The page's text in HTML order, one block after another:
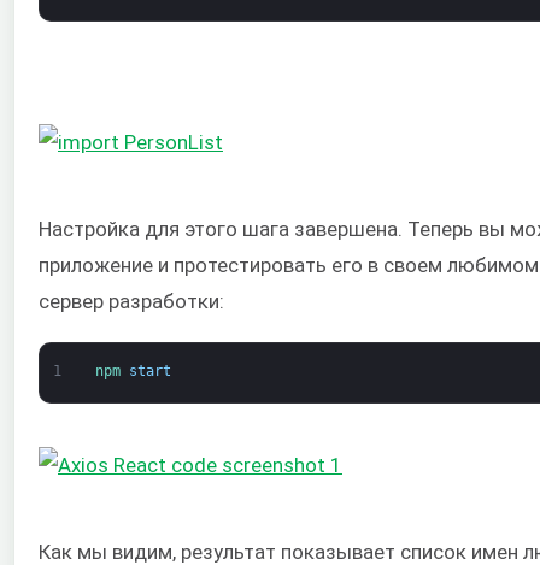
Настройка для этого шага завершена. Теперь вы
приложение и протестировать его в своем любимом
сервер разработки:
1 npm start
Как мы видим, результат показывает список имен